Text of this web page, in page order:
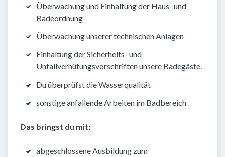
Überwachung und Einhaltung der Haus- und
Badeordnung
Überwachung unserer technischen Anlagen
Einhaltung der Sicherheits- und
Unfallverhütungsvorschriften unsere Badegäste.
Du überprüfst die Wasserqualität
sonstige anfallende Arbeiten im Badbereich
Das bringst du mit:
abgeschlossene Ausbildung zum